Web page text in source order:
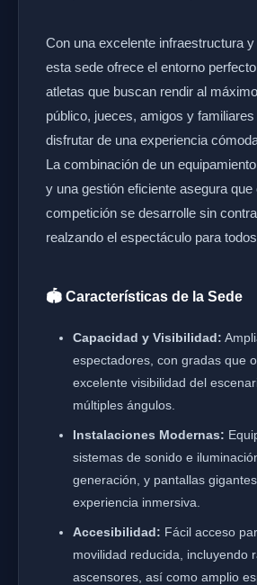
Con una excelente infraestructura
esta sede ofrece el entorno
atletas que buscan rendir al
público, jueces, amigos y
disfrutar de una experiencia
La combinación de un
y una gestión eficiente asegura que
competición se desarrolle sin
realzando el espectáculo para
🏟️ Características de la Sede
Capacidad y Visibilidad:
espectadores, con gradas que
excelente visibilidad del
múltiples ángulos.
Instalaciones Modernas:
sistemas de sonido e
generación, y pantallas
experiencia inmersiva.
Accesibilidad: Fácil acceso
movilidad reducida, incluyendo
ascensores, así como amplio